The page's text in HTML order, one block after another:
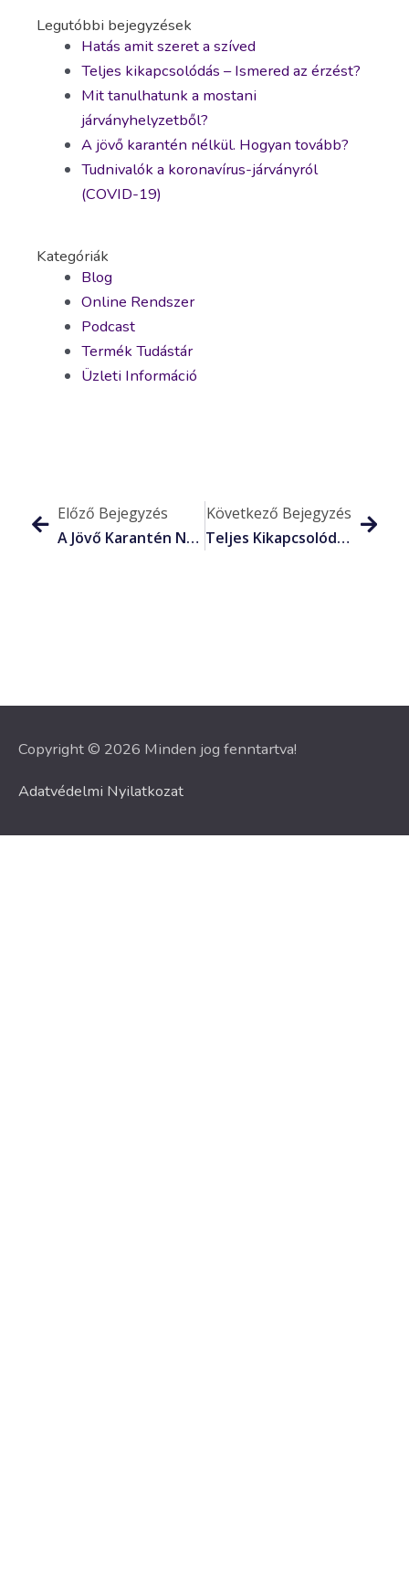
Legutóbbi bejegyzések
Hatás amit szeret a szíved
Teljes kikapcsolódás – Ismered az érzést?
Mit tanulhatunk a mostani
járványhelyzetből?
A jövő karantén nélkül. Hogyan tovább?
Tudnivalók a koronavírus-járványról
(COVID-19)
Kategóriák
Blog
Online Rendszer
Podcast
Termék Tudástár
Üzleti Információ
Előző Bejegyzés
A Jövő Karantén Nélkül. Hogyan Tovább?
Következő Bejegyzés
Teljes Kikapcsolódás – Ismered Az Érzést?
Copyright © 2026 Minden jog fenntartva!
Adatvédelmi Nyilatkozat